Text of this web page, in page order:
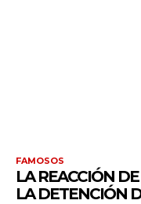
FAMOSOS
LA REACCIÓN
LA DETENCIÓN